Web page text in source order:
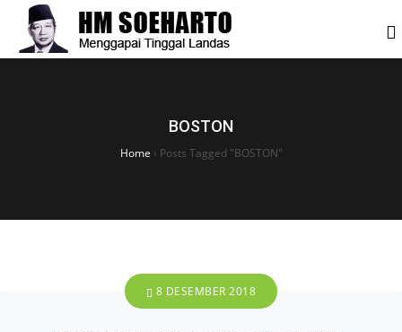
BOSTON
Home › Posts Tagged "BOSTON"
8 DESEMBER 2018